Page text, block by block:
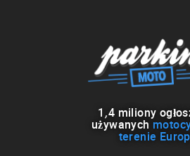
1 ,4 miliony
używanych
terenie